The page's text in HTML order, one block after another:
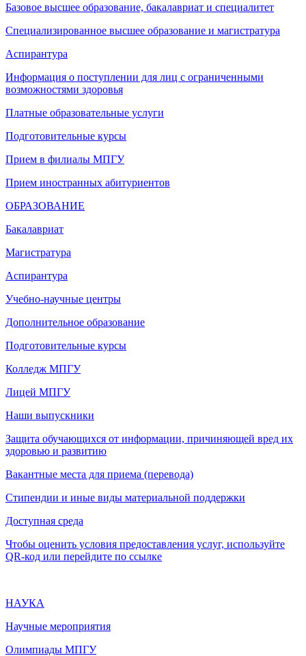
Базовое высшее образование, бакалавриат и специалитет
Специализированное высшее образование и магистратура
Аспирантура
Информация о поступлении для лиц с ограниченными
возможностями здоровья
Платные образовательные услуги
Подготовительные курсы
Прием в филиалы МПГУ
Прием иностранных абитуриентов
ОБРАЗОВАНИЕ
Бакалавриат
Магистратура
Аспирантура
Учебно-научные центры
Дополнительное образование
Подготовительные курсы
Колледж МПГУ
Лицей МПГУ
Наши выпускники
Защита обучающихся от информации, причиняющей вред их
здоровью и развитию
Вакантные места для приема (перевода)
Стипендии и иные виды материальной поддержки
Доступная среда
Чтобы оценить условия предоставления услуг, используйте
QR-код или перейдите по ссылке
НАУКА
Научные мероприятия
Олимпиады МПГУ